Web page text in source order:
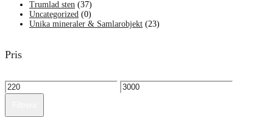
Trumlad sten (37)
Uncategorized (0)
Unika mineraler & Samlarobjekt (23)
Pris
Min
pris
Max
pris